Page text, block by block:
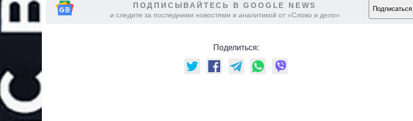
ПОДПИСЫВАЙТЕСЬ В GOOGLE NEWS
и следите за последними новостями и аналитикой от «Слово и дело»
Подписаться
Поделиться: